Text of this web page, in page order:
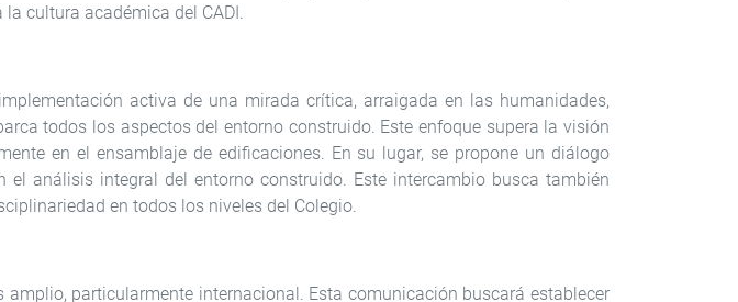
cultura académica del CADI.
activa de una mirada crítica, arraigada en las humanidades,
todos los aspectos del entorno construido. Este enfoque supera la visión
en el ensamblaje de edificaciones. En su lugar, se propone un diálogo
análisis integral del entorno construido. Este intercambio busca también
en todos los niveles del Colegio.
particularmente internacional. Esta comunicación buscará establecer